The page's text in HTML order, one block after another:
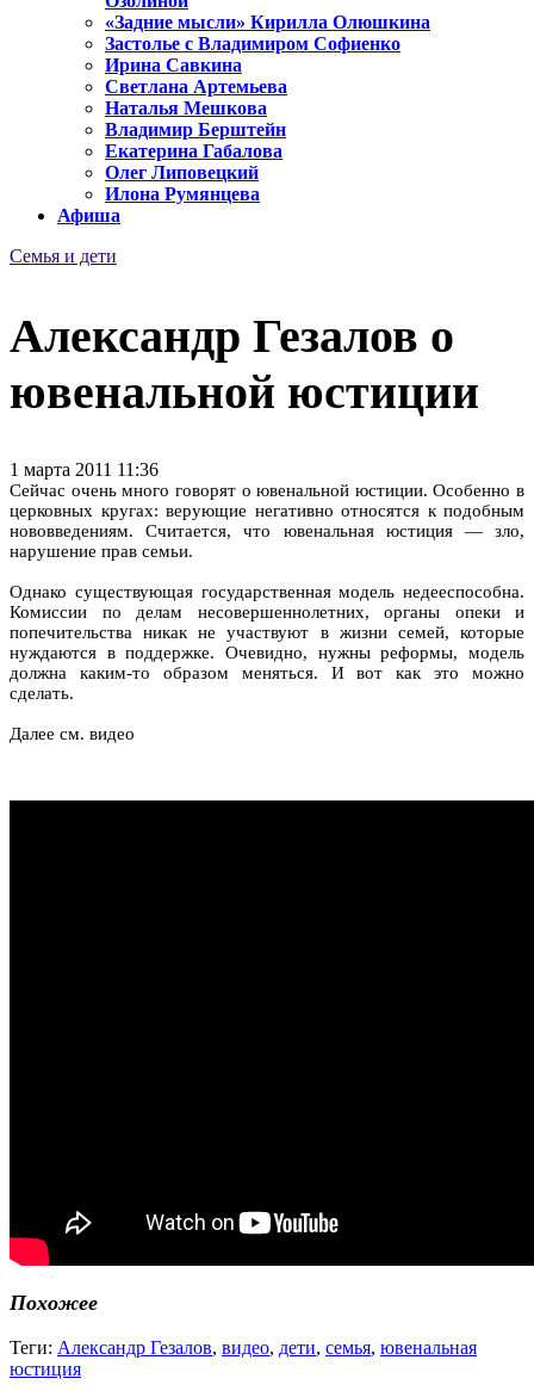
«Задние мысли» Кирилла Олюшкина
Застолье с Владимиром Софиенко
Ирина Савкина
Светлана Артемьева
Наталья Мешкова
Владимир Берштейн
Екатерина Габалова
Олег Липовецкий
Илона Румянцева
Афиша
Семья и дети
Александр Гезалов о
ювенальной юстиции
1 марта 2011 11:36
Сейчас очень много говорят о ювенальной юстиции. Особенно в
церковных кругах: верующие негативно относятся к подобным
нововведениям. Считается, что ювенальная юстиция — зло,
нарушение прав семьи.
Однако существующая государственная модель недееспособна.
Комиссии по делам несовершеннолетних, органы опеки и
попечительства никак не участвуют в жизни семей, которые
нуждаются в поддержке. Очевидно, нужны реформы, модель
должна каким-то образом меняться. И вот как это можно
сделать.
Далее см. видео
Похожее
Теги: Александр Гезалов, видео, дети, семья, ювенальная
юстиция